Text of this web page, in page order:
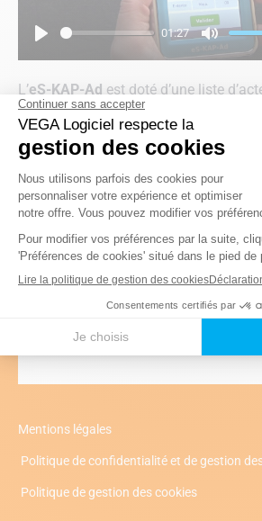
01:27
Mute
L’eS-KAP-Ad est doté d’une liste
qui permet de saisir la cotation en un
lecteur
Mentions légales
Politique de confidentialité et de gestion
Politique de gestion des cookies